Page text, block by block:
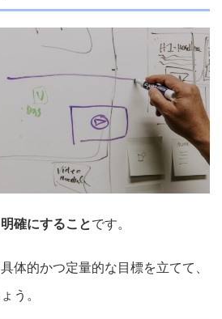
確にすることです。
体的かつ定量的な目標を立てて、
う。